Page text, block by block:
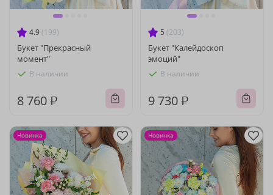
4.9 (199)
Букет "Прекрасный
момент"
В наличии
8 760 ₽
5 (203)
Букет "Калейдоскоп
эмоций"
В наличии
9 730 ₽
Новинка Новинка